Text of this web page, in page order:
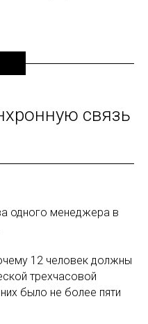
связь
одного менеджера в
12 человек должны
трехчасовой
было не более пяти